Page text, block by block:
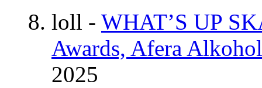
loll - WHAT’S UP
Awards, Afera
2025